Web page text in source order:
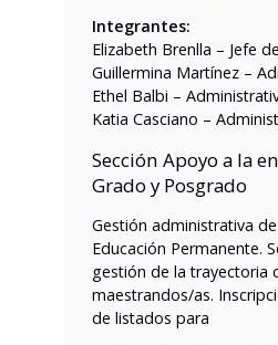
Integrantes:
Elizabeth Brenlla – Jefe
Guillermina Martínez –
Ethel Balbi –
Katia Casciano –
Sección Apoyo a la
Grado y Posgrado
Gestión administrativa
Educación Permanente.
gestión de la trayectoria
maestrandos/as.
de listados para